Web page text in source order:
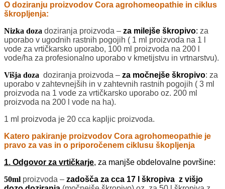
O doziranju proizvodov Cora agrohomeopathie in ciklus
škropljenja:
Nizka doza doziranja proizvoda – za milejše škropivo: za
uporabo v ugodnih rastnih pogojih ( 1 ml proizvoda na 1 l
vode za vrtičkarsko uporabo, 100 ml proizvoda na 200 l
vode/ha za profesionalno uporabo v kmetijstvu in vrtnarstvu).
Višja doza doziranja proizvoda – za močnejše škropivo: za
uporabo v zahtevnejših in v zahtevnih rastnih pogojih ( 3 ml
proizvoda na 1 vode za vrtičkarsko uporabo oz. 200 ml
proizvoda na 200 l vode na ha).
1 ml proizvoda je 20 cca kapljic proizvoda.
Katero pakiranje proizvodov Cora agrohomeopathie je
pravo za vas in o priporočenem ciklusu škopljenja
1. Odgovor za vrtičkarje, za manjše obdelovalne površine:
50ml proizvoda – zadošča za cca 17 l škropiva z višjo